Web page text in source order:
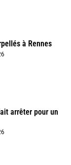
à Rennes
arrêter pour un